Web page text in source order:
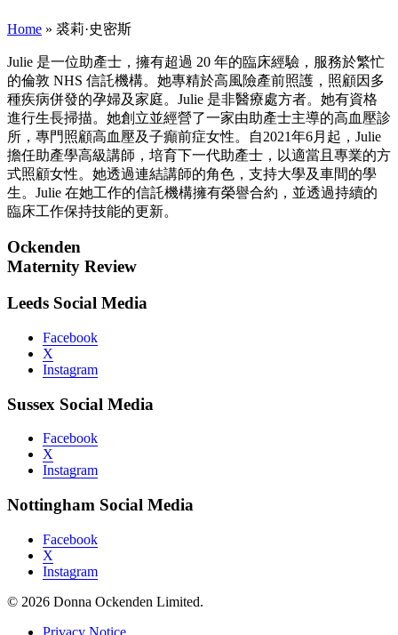
Home » 裘莉·史密斯
Julie 是一位助產士，擁有超過 20 年的臨床經驗，服務於繁忙
的倫敦 NHS 信託機構。她專精於高風險產前照護，照顧因多
種疾病併發的孕婦及家庭。Julie 是非醫療處方者。她有資格
進行生長掃描。她創立並經營了一家由助產士主導的高血壓診
所，專門照顧高血壓及子癲前症女性。自2021年6月起，Julie
擔任助產學高級講師，培育下一代助產士，以適當且專業的方
式照顧女性。她透過連結講師的角色，支持大學及車間的學
生。Julie 在她工作的信託機構擁有榮譽合約，並透過持續的
臨床工作保持技能的更新。
Ockenden
Maternity Review
Leeds Social Media
Facebook
X
Instagram
Sussex Social Media
Facebook
X
Instagram
Nottingham Social Media
Facebook
X
Instagram
© 2026 Donna Ockenden Limited.
Privacy Notice